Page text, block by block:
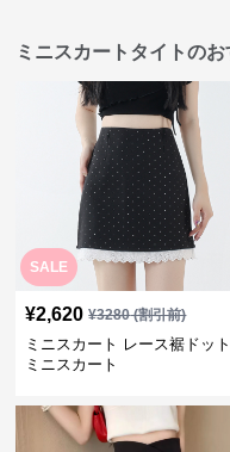
ミニスカートタイトの
SALE
¥2,620 ¥3280(割引前)
ミニスカート レース裾ドッ
ミニスカート